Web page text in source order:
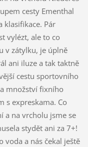
cesty Ementhal
klasifikace. Pár
vylézt, ale to co
v zátylku, je úplně
ani iluze a tak taktně
cestu sportovního
množství fixního
s expreskama. Co
a na vrcholu jsme se
stydět ani za 7+!
voda a nás čekal ještě